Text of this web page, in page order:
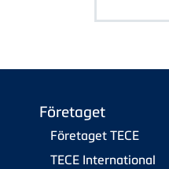
Företaget
Företaget TECE
TECE International